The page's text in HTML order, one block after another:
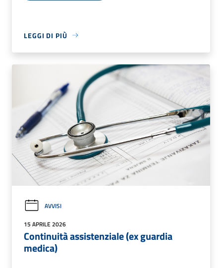
LEGGI DI PIÙ
AVVISI
15 APRILE 2026
Continuità assistenziale (ex guardia
medica)